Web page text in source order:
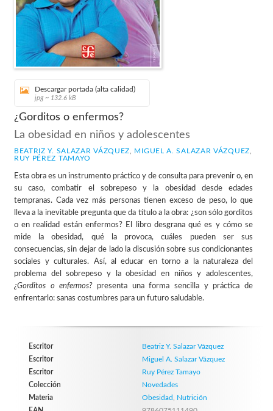
Descargar portada (alta calidad)
jpg ~ 132.6 kB
¿Gorditos o enfermos?
La obesidad en niños y adolescentes
BEATRIZ Y. SALAZAR VÁZQUEZ MIGUEL A. SALAZAR VÁZQUEZ
RUY PÉREZ TAMAYO
Esta obra es un instrumento práctico y de consulta para prevenir o, en
su caso, combatir el sobrepeso y la obesidad desde edades
tempranas. Cada vez más personas tienen exceso de peso, lo que
lleva a la inevitable pregunta que da título a la obra: ¿son sólo gorditos
o en realidad están enfermos? El libro desgrana qué es y cómo se
mide la obesidad, qué la provoca, cuáles pueden ser sus
consecuencias, sin dejar de lado la discusión sobre sus condicionantes
sociales y culturales. Así, al educar en torno a la naturaleza del
problema del sobrepeso y la obesidad en niños y adolescentes,
¿Gorditos o enfermos? presenta una forma sencilla y práctica de
enfrentarlo: sanas costumbres para un futuro saludable.
Escritor
Beatriz Y. Salazar Vázquez
Escritor
Miguel A. Salazar Vázquez
Escritor
Ruy Pérez Tamayo
Colección
Novedades
Materia
Obesidad
Nutrición